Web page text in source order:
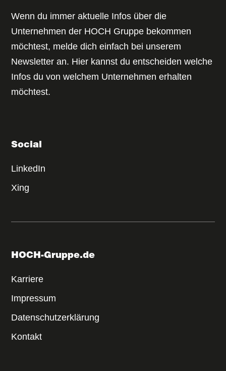
Team Hoch - Dein Weg zu
uns.
Wenn du immer aktuelle Infos über die
Unternehmen der HOCH Gruppe bekommen
möchtest, melde dich einfach bei unserem
Newsletter an. Hier kannst du entscheiden welche
Infos du von welchem Unternehmen erhalten
möchtest.
HOCH-Gruppe.de
Karriere
Impressum
Datenschutzerklärung
Kontakt
Social
LinkedIn
Xing